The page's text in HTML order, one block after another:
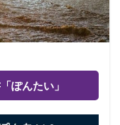
ぽんたい」